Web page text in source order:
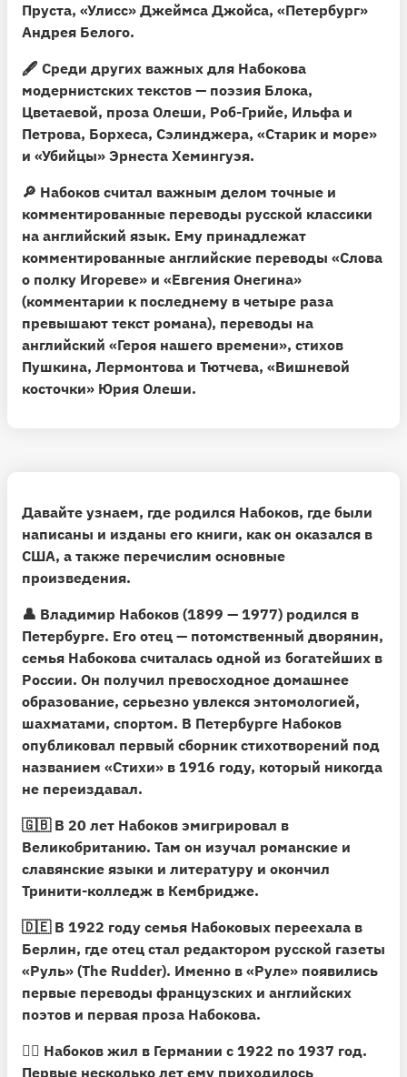
Пруста, «Улисс» Джеймса Джойса, «Петербург»
Андрея Белого.
🖋 Среди других важных для Набокова
модернистских текстов — поэзия Блока,
Цветаевой, проза Олеши, Роб-Грийе, Ильфа и
Петрова, Борхеса, Сэлинджера, «Старик и море»
и «Убийцы» Эрнеста Хемингуэя.
🔎 Набоков считал важным делом точные и
комментированные переводы русской классики
на английский язык. Ему принадлежат
комментированные английские переводы «Слова
о полку Игореве» и «Евгения Онегина»
(комментарии к последнему в четыре раза
превышают текст романа), переводы на
английский «Героя нашего времени», стихов
Пушкина, Лермонтова и Тютчева, «Вишневой
косточки» Юрия Олеши.
Давайте узнаем, где родился Набоков, где были
написаны и изданы его книги, как он оказался в
США, а также перечислим основные
произведения.
👤 Владимир Набоков (1899 — 1977) родился в
Петербурге. Его отец — потомственный дворянин,
семья Набокова считалась одной из богатейших в
России. Он получил превосходное домашнее
образование, серьезно увлекся энтомологией,
шахматами, спортом. В Петербурге Набоков
опубликовал первый сборник стихотворений под
названием «Стихи» в 1916 году, который никогда
не переиздавал.
🇬🇧 В 20 лет Набоков эмигрировал в
Великобританию. Там он изучал романские и
славянские языки и литературу и окончил
Тринити-колледж в Кембридже.
🇩🇪 В 1922 году семья Набоковых переехала в
Берлин, где отец стал редактором русской газеты
«Руль» (The Rudder). Именно в «Руле» появились
первые переводы французских и английских
поэтов и первая проза Набокова.
🏊‍♂️ Набоков жил в Германии с 1922 по 1937 год.
Первые несколько лет ему приходилось